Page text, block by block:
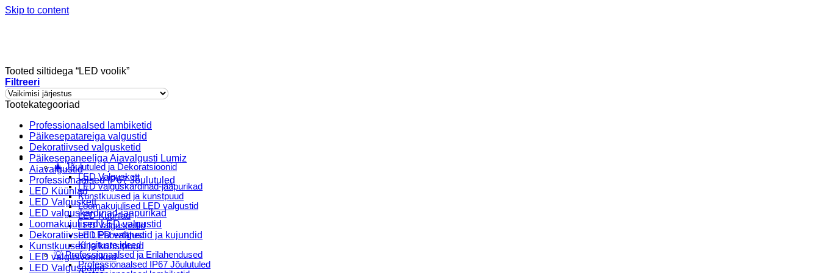
Skip to content
Menu
E-Pood
🎄 Jõulutuled ja Dekoratsioonid
LED Valguskett
LED valguskardinad-jääpurikad
Kunstkuused ja kunstpuud
Loomakujulised LED valgustid
LED Küünlad
LED Valguspallid
LED Pabertähed
Kingituste ideed
💡 Professionaalsed ja Erilahendused
Professionaalsed IP67 Jõulutuled
Tooted siltidega “LED voolik”
Filtreeri
Tootekategooriad
Professionaalsed lambiketid
Päikesepatareiga valgustid
Dekoratiivsed valgusketid
Päikesepaneeliga Aiavalgusti Lumiz
Aiavalgustid
Professionaalsed IP67 Jõulutuled
LED Küünlad
LED Valguskett
LED valguskardinad-jääpurikad
Loomakujulised LED valgustid
Dekoratiivsed LED valgustid ja kujundid
Kunstkuused ja kunstpuud
LED valgusvoolikud
LED Valguspallid